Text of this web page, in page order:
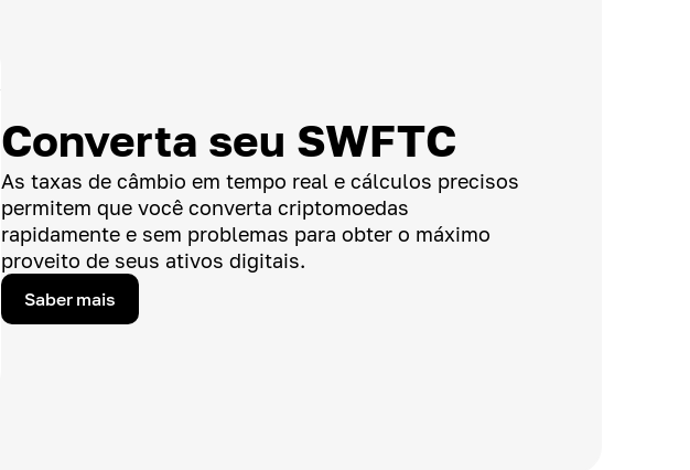
Converta seu SWFTC
As taxas de câmbio em tempo real e cálculos precisos
permitem que você converta criptomoedas
rapidamente e sem problemas para obter o máximo
proveito de seus ativos digitais.
Saber mais